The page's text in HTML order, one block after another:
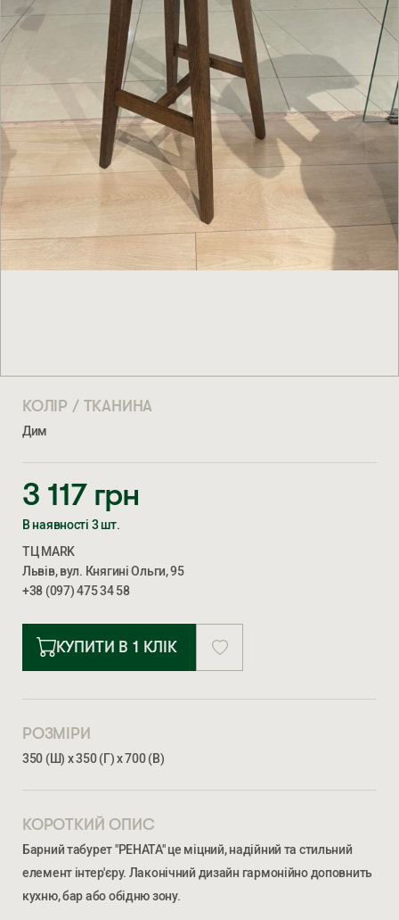
КОЛІР / ТКАНИНА
Дим
3 117 грн
В наявності 3 шт.
ТЦ MARK
Львів, вул. Княгині Ольги, 95
+38 (097) 475 34 58
КУПИТИ В 1 КЛІК
РОЗМІРИ
350 (Ш) х 350 (Г) х 700 (В)
КОРОТКИЙ ОПИС
Барний табурет "РЕНАТА" це міцний, надійний та стильний
елемент інтер'єру. Лаконічний дизайн гармонійно доповнить
кухню, бар або обідню зону.